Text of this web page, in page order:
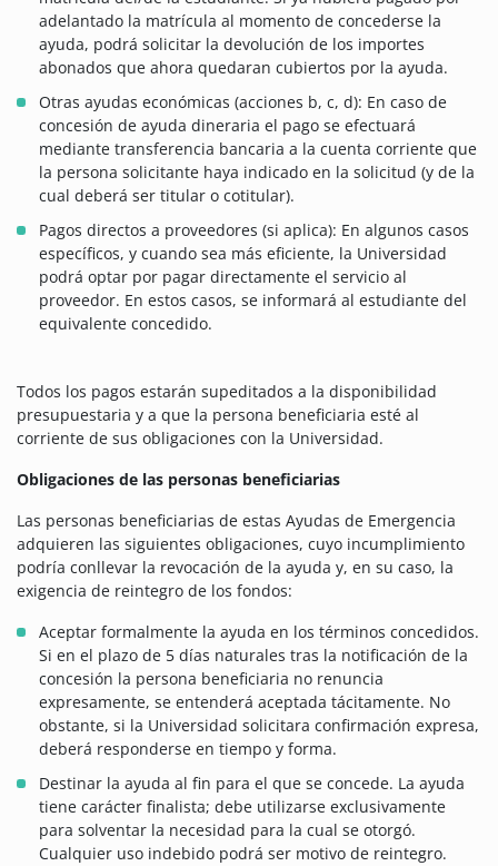
adelantado la matrícula al momento de concederse la
ayuda, podrá solicitar la devolución de los importes
abonados que ahora quedaran cubiertos por la ayuda.
Otras ayudas económicas (acciones b, c, d): En caso de
concesión de ayuda dineraria el pago se efectuará
mediante transferencia bancaria a la cuenta corriente que
la persona solicitante haya indicado en la solicitud (y de la
cual deberá ser titular o cotitular).
Pagos directos a proveedores (si aplica): En algunos casos
específicos, y cuando sea más eficiente, la Universidad
podrá optar por pagar directamente el servicio al
proveedor. En estos casos, se informará al estudiante del
equivalente concedido.
Todos los pagos estarán supeditados a la disponibilidad
presupuestaria y a que la persona beneficiaria esté al
corriente de sus obligaciones con la Universidad.
Obligaciones de las personas beneficiarias
Las personas beneficiarias de estas Ayudas de Emergencia
adquieren las siguientes obligaciones, cuyo incumplimiento
podría conllevar la revocación de la ayuda y, en su caso, la
exigencia de reintegro de los fondos:
Aceptar formalmente la ayuda en los términos concedidos.
Si en el plazo de 5 días naturales tras la notificación de la
concesión la persona beneficiaria no renuncia
expresamente, se entenderá aceptada tácitamente. No
obstante, si la Universidad solicitara confirmación expresa,
deberá responderse en tiempo y forma.
Destinar la ayuda al fin para el que se concede. La ayuda
tiene carácter finalista; debe utilizarse exclusivamente
para solventar la necesidad para la cual se otorgó.
Cualquier uso indebido podrá ser motivo de reintegro.